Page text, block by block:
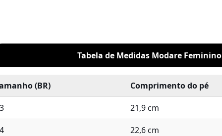
Tabela de Medidas Modare Feminino
(BR) Comprimento do pé
21,9 cm
22,6 cm